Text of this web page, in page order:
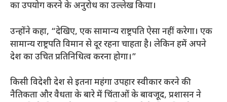
का उपयोग करने के अनुरोध का उल्लेख किया।
उन्होंने कहा, “देखिए, एक सामान्य राष्ट्रपति ऐसा नहीं करेगा। एक
सामान्य राष्ट्रपति विमान से दूर रहना चाहता है। लेकिन हमें अपने
देश का उचित प्रतिनिधित्व करना होगा।”
किसी विदेशी देश से इतना महंगा उपहार स्वीकार करने की
नैतिकता और वैधता के बारे में चिंताओं के बावजूद, प्रशासन ने